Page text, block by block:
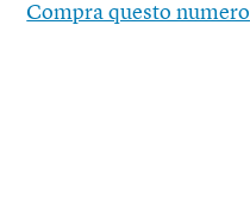
Compra questo numero